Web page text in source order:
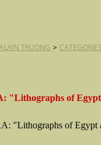
TRUONG > CATEGORIES
"Lithographs of